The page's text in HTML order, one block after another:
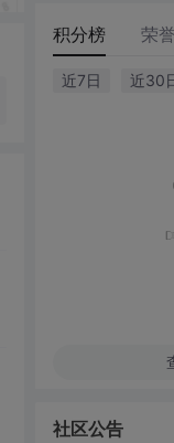
积分榜 荣
近7日 近30
社区公告